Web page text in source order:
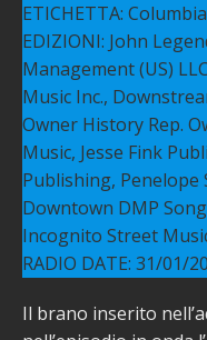
ETICHETTA: Columbia
EDIZIONI: John
Management (US)
Music Inc.,
Owner History Rep.
Music, Jesse Fink
Publishing, Penelope
Downtown DMP
Incognito Street
RADIO DATE: 31/01/
Il brano inserito